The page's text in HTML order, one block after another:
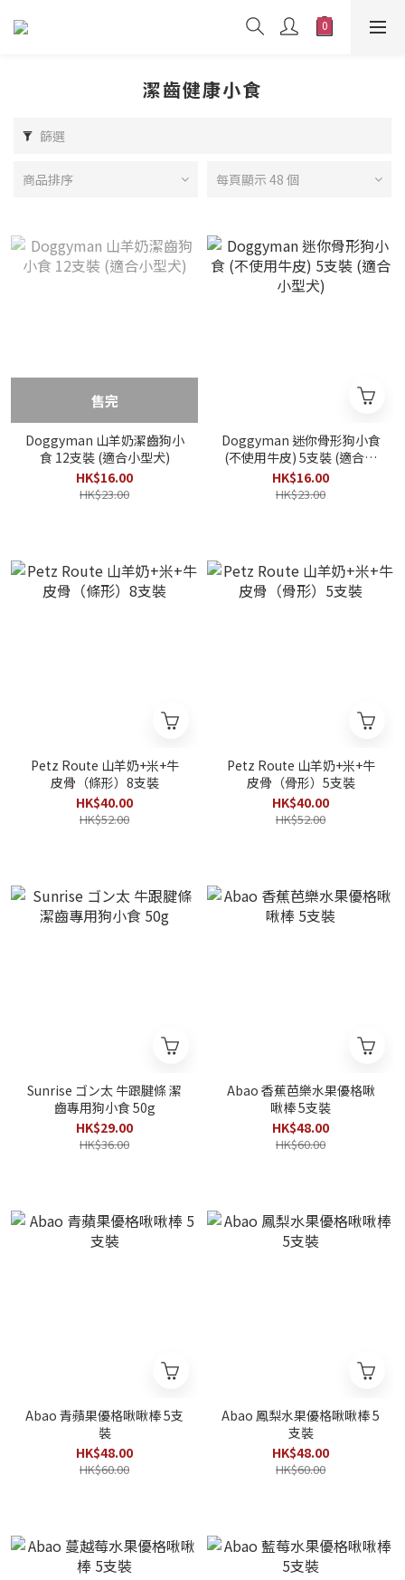
潔齒健康小食
篩選
商品排序 每頁顯示 48 個
售完
Doggyman 山羊奶潔齒狗小
食 12支裝 (適合小型犬)
HK$16.00
HK$23.00
Doggyman 迷你骨形狗小食
(不使用牛皮) 5支裝 (適合小
型犬)
HK$16.00
HK$23.00
Petz Route 山羊奶+米+牛
皮骨（條形）8支裝
HK$40.00
HK$52.00
Petz Route 山羊奶+米+牛
皮骨（骨形）5支裝
HK$40.00
HK$52.00
Sunrise ゴン太 牛跟腱條 潔
齒專用狗小食 50g
HK$29.00
HK$36.00
Abao 香蕉芭樂水果優格啾
啾棒 5支裝
HK$48.00
HK$60.00
Abao 青蘋果優格啾啾棒 5支
裝
HK$48.00
HK$60.00
Abao 鳳梨水果優格啾啾棒 5
支裝
HK$48.00
HK$60.00